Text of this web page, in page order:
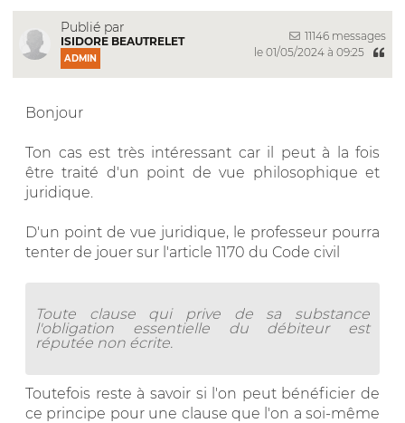
Publié par
ISIDORE BEAUTRELET
ADMIN
11146 messages
le 01/05/2024 à 09:25
Bonjour
Ton cas est très intéressant car il peut à la fois
être traité d'un point de vue philosophique et
juridique.
D'un point de vue juridique, le professeur pourra
tenter de jouer sur l'article 1170 du Code civil
Toute clause qui prive de sa substance
l'obligation essentielle du débiteur est
réputée non écrite.
Toutefois reste à savoir si l'on peut bénéficier de
ce principe pour une clause que l'on a soi-même